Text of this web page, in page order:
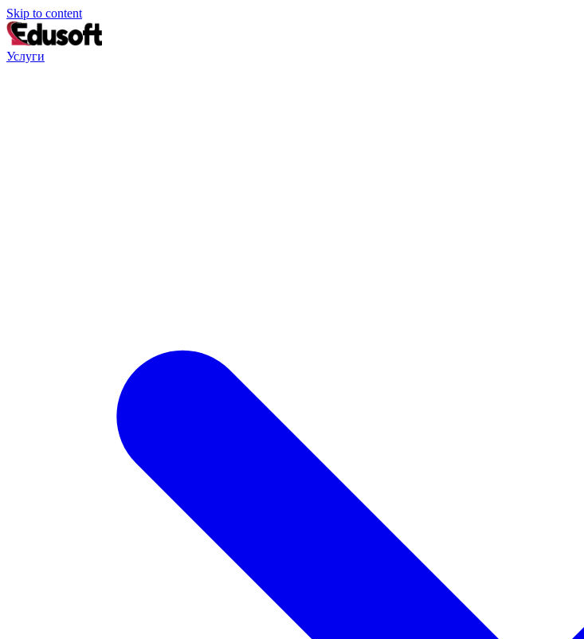
Skip to content
Услуги